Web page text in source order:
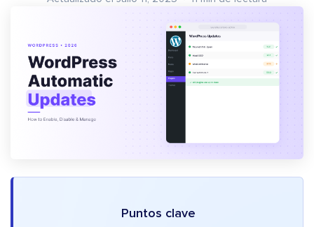
Puntos clave